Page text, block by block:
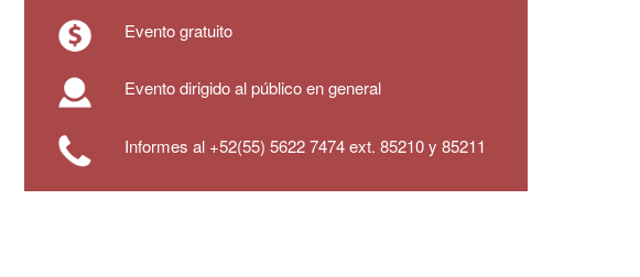
Evento gratuito
Evento dirigido al público en general
Informes al +52(55) 5622 7474 ext. 85210 y 85211